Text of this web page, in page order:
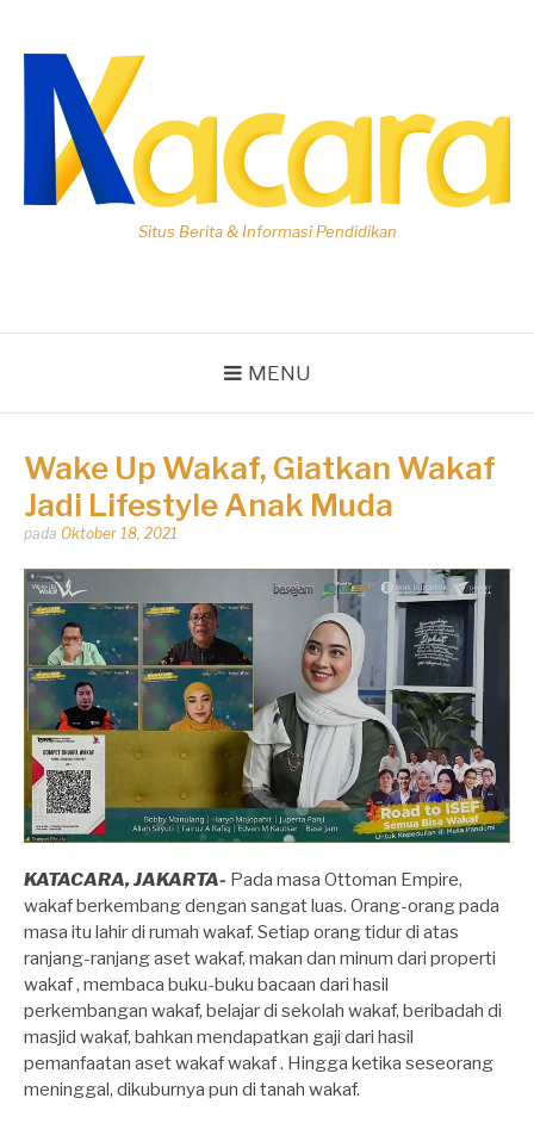
konten
Situs Berita & Informasi Pendidikan
MENU
Wake Up Wakaf, Giatkan Wakaf
Jadi Lifestyle Anak Muda
Dipos
Dhirga
Erlangga
pada Oktober 18, 2021
KATACARA, JAKARTA- Pada masa Ottoman Empire,
wakaf berkembang dengan sangat luas. Orang-orang pada
masa itu lahir di rumah wakaf. Setiap orang tidur di atas
ranjang-ranjang aset wakaf, makan dan minum dari properti
wakaf , membaca buku-buku bacaan dari hasil
perkembangan wakaf, belajar di sekolah wakaf, beribadah di
masjid wakaf, bahkan mendapatkan gaji dari hasil
pemanfaatan aset wakaf wakaf . Hingga ketika seseorang
meninggal, dikuburnya pun di tanah wakaf.